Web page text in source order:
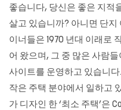
좋습니다, 당신은 좋은 지적
살고 있습니까? 아니면 단
이너들은 1970 년대 이래로
어 왔으며, 그 중 많은 사람
사이트를 운영하고 있습니
작은 주택 분야에서 일하고
가 디자인 한 ‘최소 주택’은